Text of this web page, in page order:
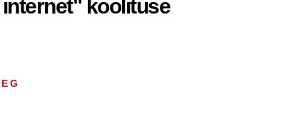
internet" koolituse